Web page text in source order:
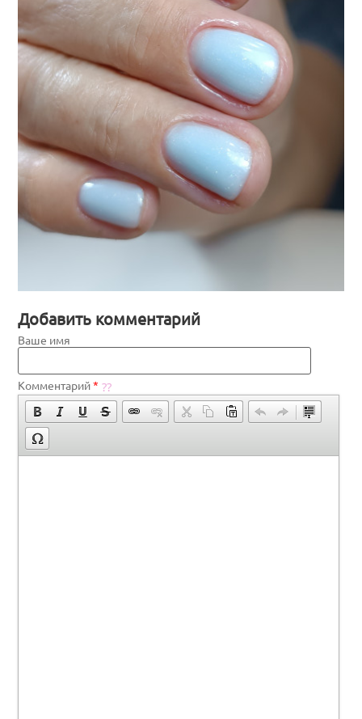
Добавить комментарий
Ваше имя
Комментарий*